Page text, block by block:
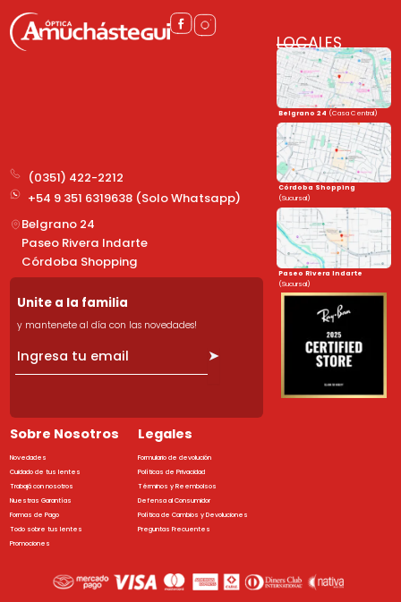
(0351) 422-2212
+54 9 351 6319638 (Solo Whatsapp)
Belgrano 24
Paseo Rivera Indarte
Córdoba Shopping
Unite a la familia
y mantenete al día con las novedades!
➤
Sobre Nosotros
Novedades
Cuidado de tus lentes
Trabajá con nosotros
Nuestras Garantías
Formas de Pago
Todo sobre tus lentes
Promociones
Legales
Formulario de devolución
Políticas de Privacidad
Términos y Reembolsos
Defensa al Consumidor
Política de Cambios y Devoluciones
Preguntas Frecuentes
LOCALES
Belgrano 24 (Casa Central)
Córdoba Shopping
(Sucursal)
Paseo Rivera Indarte
(Sucursal)